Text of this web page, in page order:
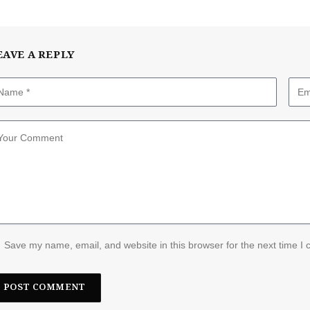
A REPLY
Save my name, email, and website in this browser for the next time I